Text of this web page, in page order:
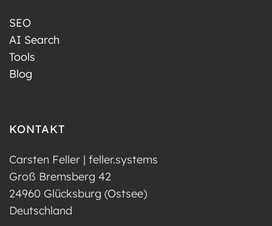
SEO
AI Search
Tools
Blog
KONTAKT
Carsten Feller | feller.systems
Groß Bremsberg 42
24960 Glücksburg (Ostsee)
Deutschland